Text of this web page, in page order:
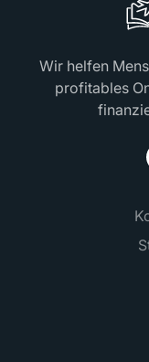
Wir helfen
profitables